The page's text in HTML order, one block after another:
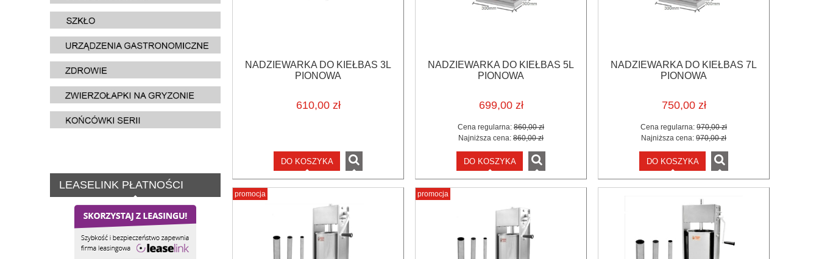
LEASELINK PŁATNOŚCI
NADZIEWARKA DO KIEŁBAS 3L
PIONOWA
610,00 zł
DO KOSZYKA
NADZIEWARKA DO KIEŁBAS 5L
PIONOWA
699,00 zł
Cena regularna: 860,00 zł
Najniższa cena: 860,00 zł
DO KOSZYKA
NADZIEWARKA DO KIEŁBAS 7L
PIONOWA
750,00 zł
Cena regularna: 970,00 zł
Najniższa cena: 970,00 zł
DO KOSZYKA
promocja promocja